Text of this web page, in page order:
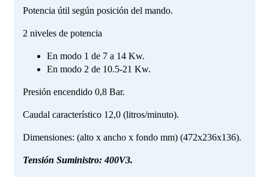
Potencia útil según posición del mando.
2 niveles de potencia
En modo 1 de 7 a 14 Kw.
En modo 2 de 10.5-21 Kw.
Presión encendido 0,8 Bar.
Caudal característico 12,0 (litros/minuto).
Dimensiones: (alto x ancho x fondo mm) (472x236x136).
Tensión Suministro: 400V3.